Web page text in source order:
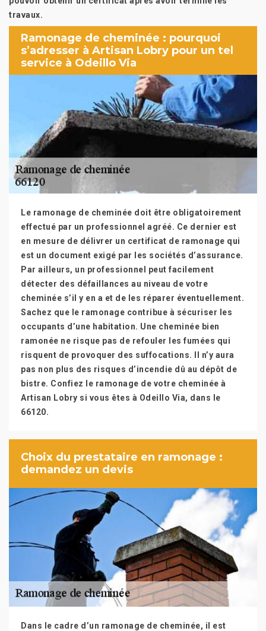
travaux.
Ramonage de cheminée : pourquoi
s’adresser à Artisan Lobry pour un tel
service à Odeillo Via
Le ramonage de cheminée doit être obligatoirement
effectué par un professionnel agréé. Ce dernier est
en mesure de délivrer un certificat de ramonage qui
est un document exigé par les sociétés d’assurance.
Par ailleurs, un professionnel peut facilement
détecter des défaillances au niveau de votre
cheminée s’il y en a et de les réparer éventuellement.
Sachez que le ramonage contribue à sécuriser les
occupants d’une habitation. Une cheminée bien
ramonée ne risque pas de refouler les fumées qui
risquent de provoquer des suffocations. Il n’y aura
pas non plus des risques d’incendie dû au dépôt de
bistre. Confiez le ramonage de votre cheminée à
Artisan Lobry si vous êtes à Odeillo Via, dans le
66120.
Choix du prestataire en ramonage :
demandez un devis
Dans le cadre d’un ramonage de cheminée, il est